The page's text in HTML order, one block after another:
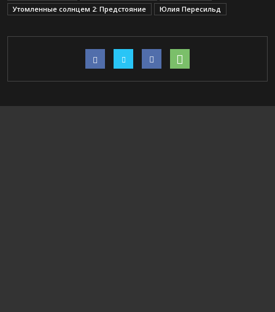
Утомленные солнцем 2: Предстояние
Юлия Пересильд